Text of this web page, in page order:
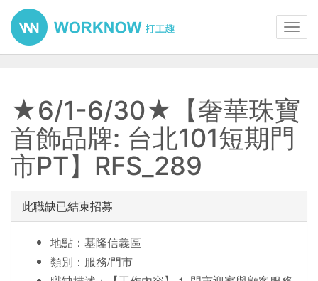
★6/1-6/30★【奢華珠寶
首飾品牌: 台北101短期門
市PT】RFS_289
此職缺已結束招募
地點：基隆信義區
類別：服務/門市